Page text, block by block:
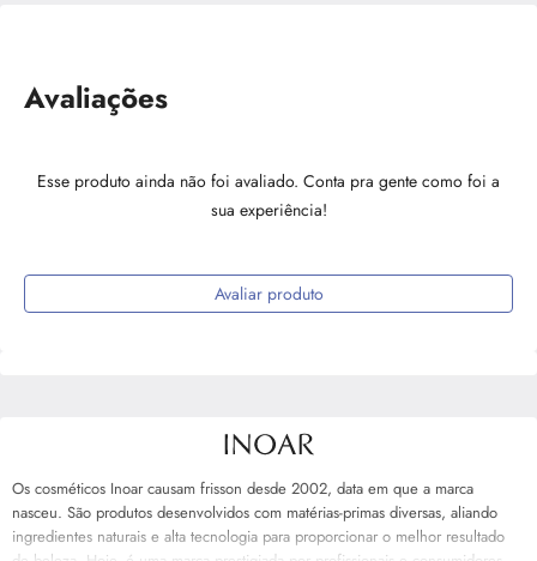
Avaliações
Esse produto ainda não foi avaliado. Conta pra gente como foi a
sua experiência!
Avaliar produto
Os cosméticos Inoar causam frisson desde 2002, data em que a marca
nasceu. São produtos desenvolvidos com matérias-primas diversas, aliando
ingredientes naturais e alta tecnologia para proporcionar o melhor resultado